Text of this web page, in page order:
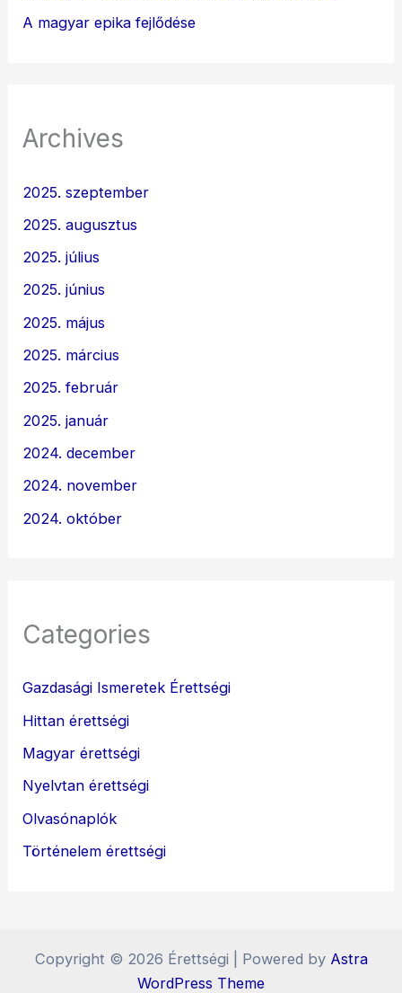
A magyar epika fejlődése
Archives
2025. szeptember
2025. augusztus
2025. július
2025. június
2025. május
2025. március
2025. február
2025. január
2024. december
2024. november
2024. október
Categories
Gazdasági Ismeretek Érettségi
Hittan érettségi
Magyar érettségi
Nyelvtan érettségi
Olvasónaplók
Történelem érettségi
Copyright © 2026 Érettségi | Powered by Astra
WordPress Theme